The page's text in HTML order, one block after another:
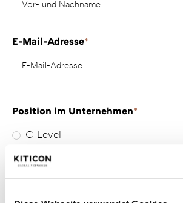
E-Mail-Adresse*
Position im Unternehmen*
C-Level
Bereichsleitung